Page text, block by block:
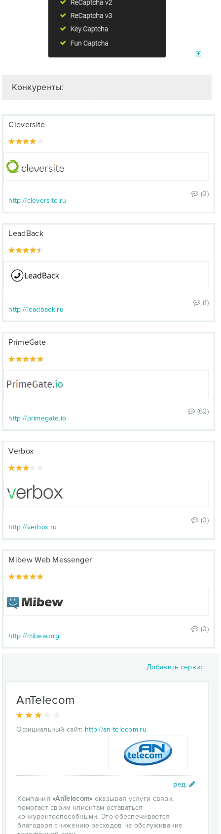
Конкуренты:
Cleversite
(0)
http://cleversite.ru
LeadBack
(1)
http://leadback.ru
PrimeGate
(62)
http://primegate.io
Verbox
(0)
http://verbox.ru
Mibew Web Messenger
(0)
http://mibew.org
Добавить сервис
AnTelecom
Официальный сайт: http://an-telecom.ru
Компания «AnTelecom» оказывая услуги связи,
помогает своим клиентам оставаться
конкурентоспособными. Это обеспечивается
благодаря снижению расходов на обслуживание